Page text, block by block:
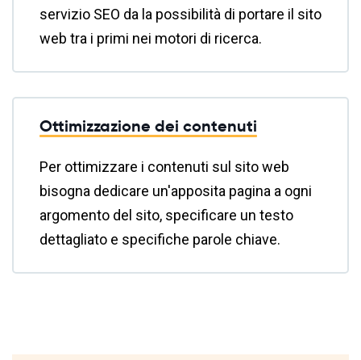
servizio SEO da la possibilità di portare il sito
web tra i primi nei motori di ricerca.
Ottimizzazione dei contenuti
Per ottimizzare i contenuti sul sito web
bisogna dedicare un'apposita pagina a ogni
argomento del sito, specificare un testo
dettagliato e specifiche parole chiave.